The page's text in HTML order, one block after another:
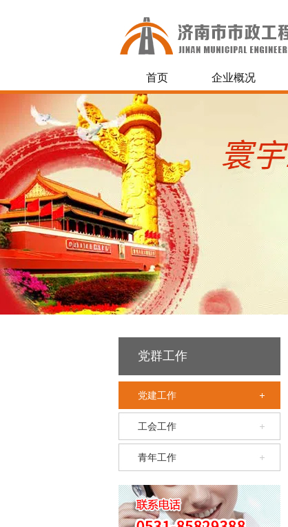
首页 企业概况
党群工作
党建工作
工会工作
青年工作